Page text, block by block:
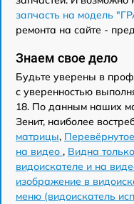
запчасть на модель
ремонта на сайте -
Знаем свое дело
Будьте уверены в
с уверенностью
18. По данным наших
Зенит, наиболее
матрицы,
на видео , Видна
видоискателе и на
изображение в
меню (видоискатель